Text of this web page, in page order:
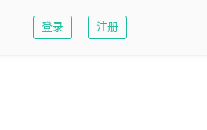
注册
登录